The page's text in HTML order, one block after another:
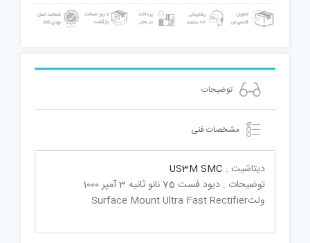
توضیحات
مشخصات فنی
دیتاشیت : US3M SMC
توضیحات : دیود فست 75 نانو ثانیه 3 آمپر 1000
ولتSurface Mount Ultra Fast Rectifier